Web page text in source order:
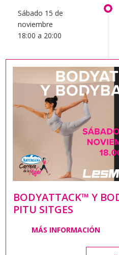
Sábado 15 de
noviembre
18:00 a 20:00
BODYATTACK™ Y
PITU SITGES
MÁS INFORMACIÓN